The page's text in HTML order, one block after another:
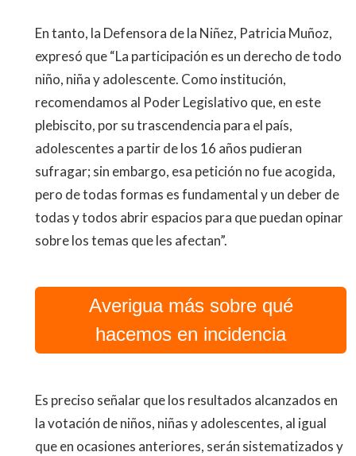
En tanto, la Defensora de la Niñez, Patricia Muñoz,
expresó que “La participación es un derecho de todo
niño, niña y adolescente. Como institución,
recomendamos al Poder Legislativo que, en este
plebiscito, por su trascendencia para el país,
adolescentes a partir de los 16 años pudieran
sufragar; sin embargo, esa petición no fue acogida,
pero de todas formas es fundamental y un deber de
todas y todos abrir espacios para que puedan opinar
sobre los temas que les afectan”.
Averigua más sobre qué
hacemos en incidencia
Es preciso señalar que los resultados alcanzados en
la votación de niños, niñas y adolescentes, al igual
que en ocasiones anteriores, serán sistematizados y